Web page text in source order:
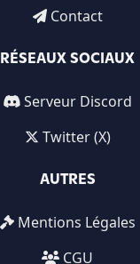
Contact
RÉSEAUX SOCIAUX
Serveur Discord
Twitter (X)
AUTRES
Mentions Légales
CGU